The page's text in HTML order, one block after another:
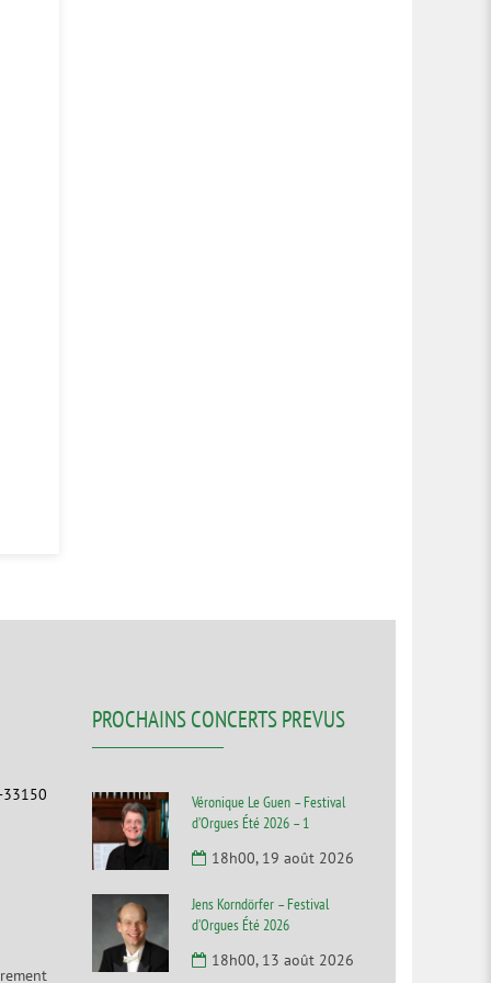
33150
PROCHAINS CONCERTS PREVUS
Véronique Le Guen – Festival
d’Orgues Été 2026 – 1
18h00, 19 août 2026
Jens Korndörfer – Festival
d’Orgues Été 2026
18h00, 13 août 2026